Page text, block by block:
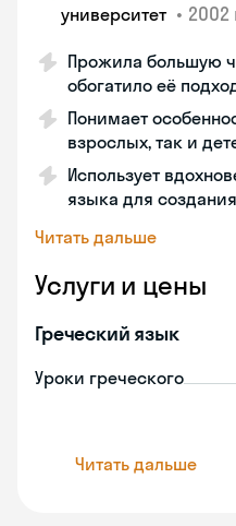
университет • 2002
Прожила большую
обогатило её
Понимает
взрослых, так и
Использует
языка для
Читать дальше
Услуги и цены
Греческий язык
Уроки греческого
Читать дальше